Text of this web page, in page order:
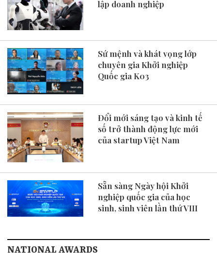
lập doanh nghiệp
Sứ mệnh và khát vọng lớp
chuyên gia Khởi nghiệp
Quốc gia K03
Đổi mới sáng tạo và kinh tế
số trở thành động lực mới
của startup Việt Nam
Sẵn sàng Ngày hội Khởi
nghiệp quốc gia của học
sinh, sinh viên lần thứ VIII
NATIONAL AWARDS